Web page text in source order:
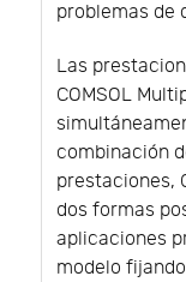
problemas de
Las
COMSOL
combinación
prestaciones,
dos formas
aplicaciones
modelo